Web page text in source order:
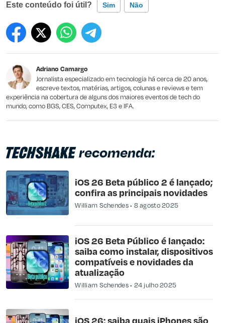
Este conteúdo foi útil? Sim Não
Este conteúdo contém informação incorreta
Outro
Adriano Camargo
Jornalista especializado em tecnologia há cerca de 20 anos,
escreve textos, matérias, artigos, colunas e reviews e tem
experiência na cobertura de alguns dos maiores eventos de tech do
mundo, como BGS, CES, Computex, E3 e IFA.
recomenda:
iOS 26 Beta público 2 é lançado;
confira as principais novidades
William Schendes 8 agosto 2025
iOS 26 Beta Público é lançado:
saiba como instalar, dispositivos
compatíveis e novidades da
atualização
William Schendes 24 julho 2025
iOS 26: saiba quais iPhones são